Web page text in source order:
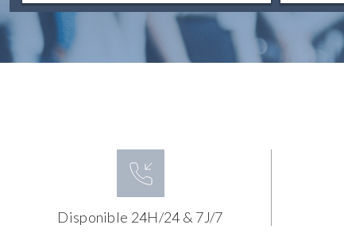
Disponible 24H/24 & 7J/7